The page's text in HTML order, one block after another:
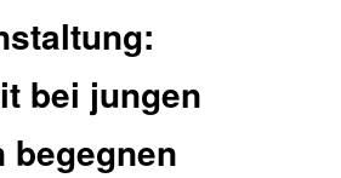
bei jungen
begegnen